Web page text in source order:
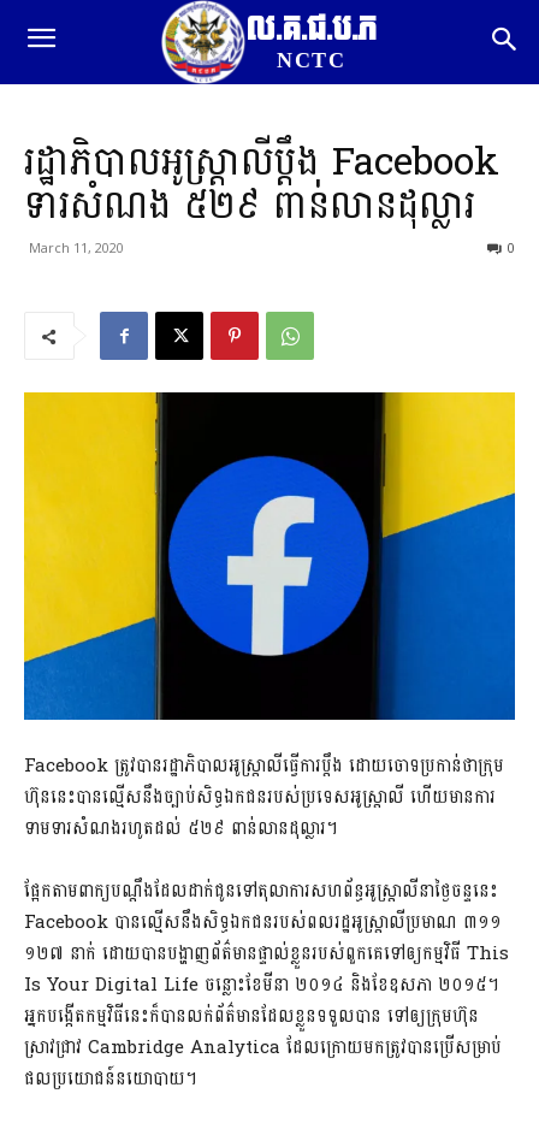
ល.គ.ជ.ប.ភ
NCTC
រដ្ឋាភិបាលអូស្ត្រាលីប្ដឹង Facebook
ទារសំណង ៥២៩ ពាន់លានដុល្លារ
March 11, 2020 0
Facebook ត្រូវ​បាន​រដ្ឋាភិបាល​អូស្ត្រាលី​ធ្វើ​ការ​ប្ដឹង ដោយ​ចោទ​ប្រកាន់​ថា​ក្រុម
ហ៊ុន​នេះ​បាន​ល្មើស​នឹង​ច្បាប់​សិទ្ធ​ឯកជន​របស់​ប្រទេស​អូស្ត្រាលី ហើយ​មាន​ការ​
ទាមទារ​សំណង​រហូត​ដល់ ៥២៩ ពាន់​លាន​ដុល្លារ។
ផ្អែក​តាម​ពាក្យ​បណ្ដឹង​ដែល​ដាក់​ជូន​ទៅ​តុលាការ​សហព័ន្ធ​អូស្ត្រាលី​នា​ថ្ងៃ​ចន្ទ​នេះ
Facebook បាន​ល្មើស​នឹង​សិទ្ធ​ឯកជន​​​របស់​ពលរដ្ឋ​អូស្ត្រាលី​ប្រមាណ ៣១១
១២៧ នាក់​ ដោយ​បាន​បង្ហាញ​ព័ត៌មាន​ផ្ទាល់​ខ្លួន​របស់​ពួក​គេ​ទៅ​ឲ្យ​កម្មវិធី This
Is Your Digital Life ចន្លោះ​ខែ​មីនា ២០១៤ និង​ខែ​ឧសភា ២០១៥។
អ្នក​បង្កើត​កម្មវិធី​នេះ​ក៏​បាន​លក់​ព័ត៌មាន​ដែល​ខ្លួន​ទទួល​បាន​ ទៅ​ឲ្យ​ក្រុមហ៊ុន​
ស្រាវជ្រាវ Cambridge Analytica ដែល​ក្រោយ​មក​ត្រូវ​បាន​ប្រើ​សម្រាប់​
ផល​ប្រយោជន៍​នយោបាយ។